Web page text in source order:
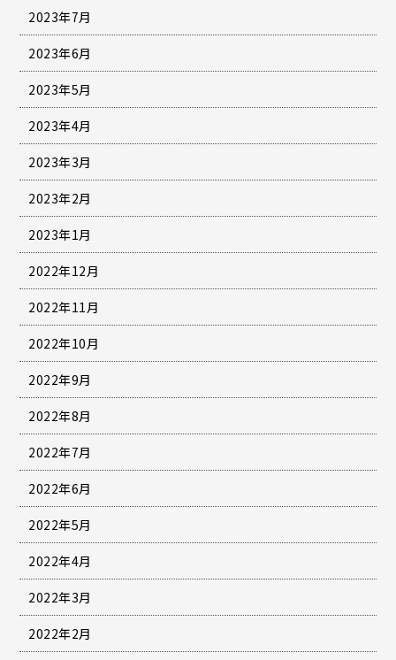
2023年7月
2023年6月
2023年5月
2023年4月
2023年3月
2023年2月
2023年1月
2022年12月
2022年11月
2022年10月
2022年9月
2022年8月
2022年7月
2022年6月
2022年5月
2022年4月
2022年3月
2022年2月